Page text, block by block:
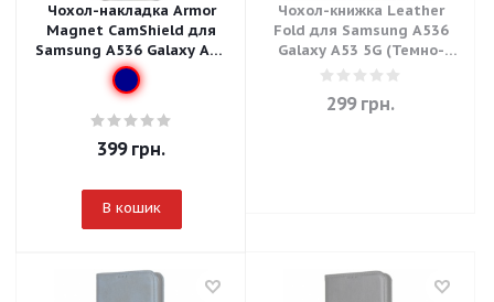
Чохол-накладка Armor
Magnet CamShield для
Samsung A536 Galaxy A53
5G - Dark Blue
399грн.
В кошик
Чохол-книжка Leather
Fold для Samsung A536
Galaxy A53 5G (Темно-
червоний)
299грн.